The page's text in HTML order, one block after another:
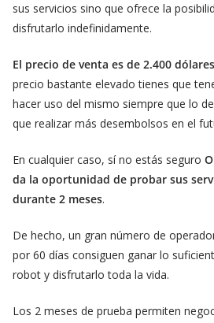
sus servicios sino que ofrece la
disfrutarlo indefinidamente.
El precio de venta es de 2.400 dólares
precio bastante elevado tienes que
hacer uso del mismo siempre que lo
que realizar más desembolsos en el
En cualquier caso, sí no estás seguro
da la oportunidad de probar sus
durante 2 meses.
De hecho, un gran número de
por 60 días consiguen ganar lo
robot y disfrutarlo toda la vida.
Los 2 meses de prueba permiten